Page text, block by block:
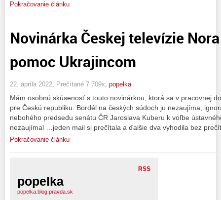
Pokračovanie článku
Novinárka Českej televízie
pomoc Ukrajincom
22. apríla 2022, Prečítané 7 709x, popelka
Mám osobnú skúsenosť s touto novinárkou, ktorá sa v pracovnej
pre Českú republiku. Bordél na českých súdoch ju nezaujíma,
nebohého predsedu senátu ČR Jaroslava Kuberu k voľbe
nezaujímal …jeden mail si prečítala a ďalšie dva vyhodila bez
Pokračovanie článku
RSS
popelka
popelka.blog.pravda.sk